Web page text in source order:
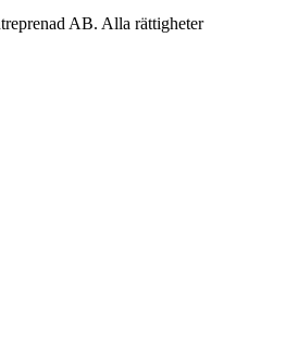
AB. Alla rättigheter